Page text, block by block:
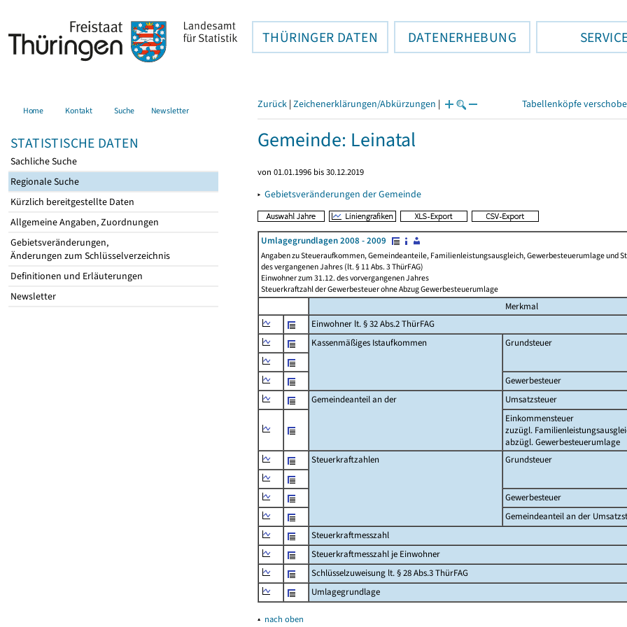
THÜRINGER DATEN DATENERHEBUNG
Home Kontakt Suche Newsletter
STATISTISCHE DATEN
Sachliche Suche
Regionale Suche
Kürzlich bereitgestellte Daten
Allgemeine Angaben, Zuordnungen
Gebietsveränderungen,
Änderungen zum Schlüsselverzeichnis
Definitionen und Erläuterungen
Newsletter
Zurück | Zeichenerklärungen/Abkürzungen | Tabellenköpfe
Gemeinde: Leinatal
von 01.01.1996 bis 30.12.2019
▸ Gebietsveränderungen der Gemeinde
Umlagegrundlagen 2008 - 2009
Angaben zu Steueraufkommen, Gemeindeanteile, Familienleistungsausgleich, Gewerbesteuerumlage und
des vergangenen Jahres (lt. § 11 Abs. 3 ThürFAG)
Einwohner zum 31.12. des vorvergangenen Jahres
Steuerkraftzahl der Gewerbesteuer ohne Abzug Gewerbesteuerumlage
Merkmal
Einwohner lt. § 32 Abs.2 ThürFAG
Kassenmäßiges Istaufkommen
Grundsteuer
Gewerbesteuer
Gemeindeanteil an der
Umsatzsteuer
Einkommensteuer
zuzügl.
abzügl. Gewerbesteuerumlage
Steuerkraftzahlen
Grundsteuer
Gewerbesteuer
Gemeindeanteil an der
Steuerkraftmesszahl
Steuerkraftmesszahl je Einwohner
Schlüsselzuweisung lt. § 28 Abs.3 ThürFAG
Umlagegrundlage
▴ nach oben